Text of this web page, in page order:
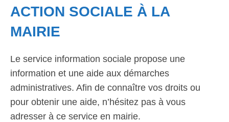
ACTION SOCIALE À LA
MAIRIE
Le service information sociale propose une
information et une aide aux démarches
administratives. Afin de connaître vos droits ou
pour obtenir une aide, n’hésitez pas à vous
adresser à ce service en mairie.